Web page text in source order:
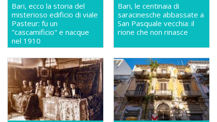
Bari, ecco la storia del
misterioso edificio di viale
Pasteur: fu un
"cascamificio" e nacque
nel 1910
Bari, le centinaia di
saracinesche abbassate a
San Pasquale vecchia: il
rione che non rinasce